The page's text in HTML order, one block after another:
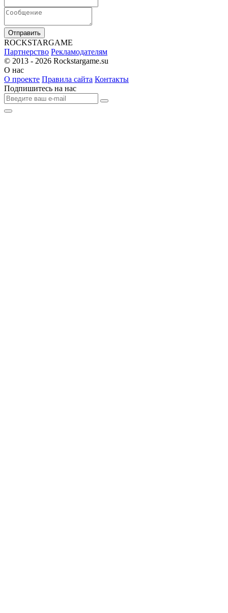
Отправить
ROCKSTARGAME
Партнерство Рекламодателям
© 2013 - 2026 Rockstargame.su
О нас
О проекте Правила сайта Контакты
Подпишитесь на нас